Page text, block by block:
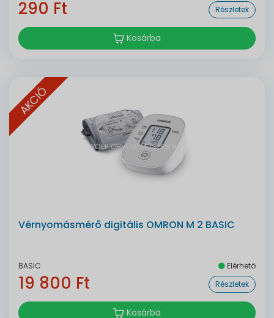
290 Ft Részletek
Kosárba
AKCIÓ
Vérnyomásmérő digitális OMRON M 2 BASIC
BASIC Elérhető
19 800 Ft Részletek
Kosárba